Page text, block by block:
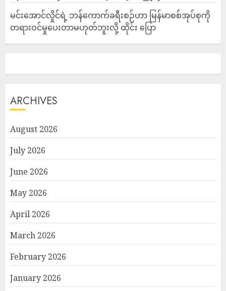
မင်းအောင်လှိုင်ရဲ့ ဘန်ကောက်ခရီးစဉ်ဟာ မြန်မာစစ်အုပ်စုကို
တရားဝင်မှုပေးတာမဟုတ်ဘူးလို့ ထိုင်း ပြော
ARCHIVES
August 2026
July 2026
June 2026
May 2026
April 2026
March 2026
February 2026
January 2026